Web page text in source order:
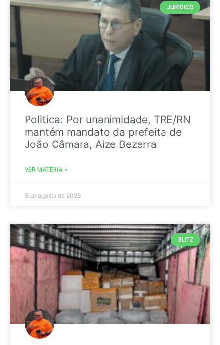
JURIDICO
Politica: Por unanimidade, TRE/RN
mantém mandato da prefeita de
João Câmara, Aize Bezerra
VER MATÉRIA »
5 de agosto de 2026
BLITZ